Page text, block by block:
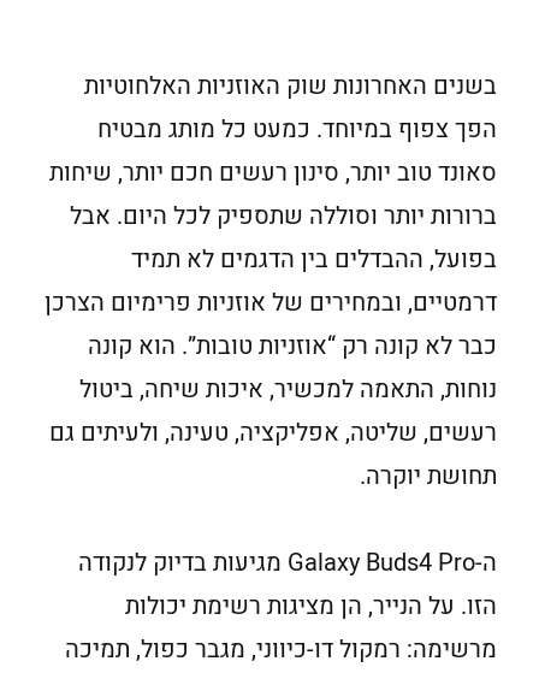
בשנים האחרונות שוק האוזניות האלחוטיות
הפך צפוף במיוחד. כמעט כל מותג מבטיח
סאונד טוב יותר, סינון רעשים חכם יותר, שיחות
ברורות יותר וסוללה שתספיק לכל היום. אבל
בפועל, ההבדלים בין הדגמים לא תמיד
דרמטיים, ובמחירים של אוזניות פרימיום הצרכן
כבר לא קונה רק “אוזניות טובות”. הוא קונה
נוחות, התאמה למכשיר, איכות שיחה, ביטול
רעשים, שליטה, אפליקציה, טעינה, ולעיתים גם
תחושת יוקרה.
ה-Galaxy Buds4 Pro מגיעות בדיוק לנקודה
הזו. על הנייר, הן מציגות רשימת יכולות
מרשימה: רמקול דו-כיווני, מגבר כפול, תמיכה